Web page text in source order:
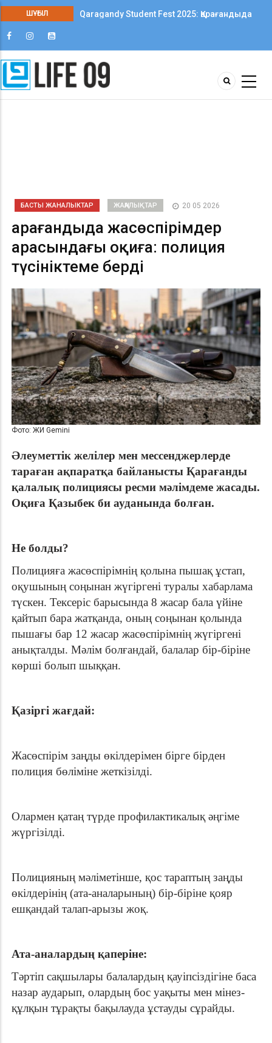
ШҰҒЫЛ
Qaragandy Student Fest 2025: Қарағандыда
БАСТЫ ЖАНАЛЫКТАР ЖАҢАЛЫҚТАР 20 05 2026
Қарағандыда жасөспірімдер
арасындағы оқиға: полиция
түсініктеме берді
Фото: ЖИ Gemini
Әлеуметтік желілер мен мессенджерлерде
тараған ақпаратқа байланысты Қарағанды
қалалық полициясы ресми мәлімдеме жасады.
Оқиға Қазыбек би ауданында болған.
Не болды?
Полицияға жасөспірімнің қолына пышақ ұстап,
оқушының соңынан жүгіргені туралы хабарлама
түскен. Тексеріс барысында 8 жасар бала үйіне
қайтып бара жатқанда, оның соңынан қолында
пышағы бар 12 жасар жасөспірімнің жүгіргені
анықталды. Мәлім болғандай, балалар бір-біріне
көрші болып шыққан.
Қазіргі жағдай:
Жасөспірім заңды өкілдерімен бірге бірден
полиция бөліміне жеткізілді.
Олармен қатаң түрде профилактикалық әңгіме
жүргізілді.
Полицияның мәліметінше, қос тараптың заңды
өкілдерінің (ата-аналарының) бір-біріне қояр
ешқандай талап-арызы жоқ.
Ата-аналардың қаперіне:
Тәртіп сақшылары балалардың қауіпсіздігіне баса
назар аударып, олардың бос уақыты мен мінез-
құлқын тұрақты бақылауда ұстауды сұрайды.